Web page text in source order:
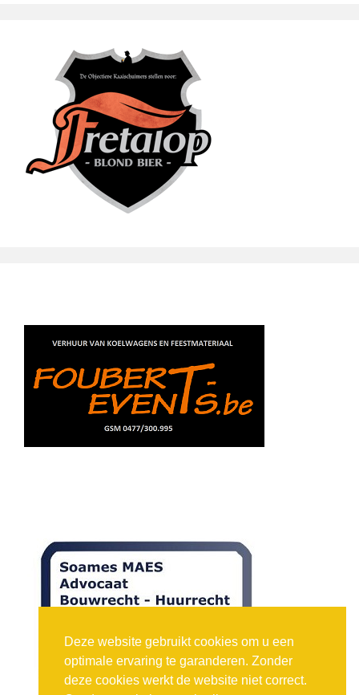
Deze website gebruikt cookies om u een
optimale ervaring te garanderen. Zonder
deze cookies werkt de website niet correct.